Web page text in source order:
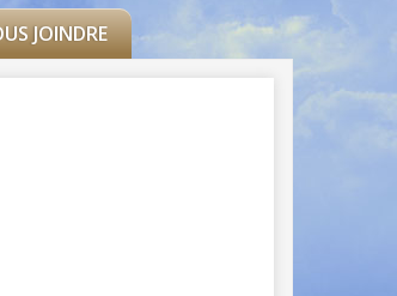
JOINDRE